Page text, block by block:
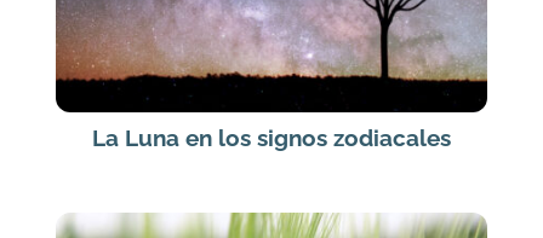
La Luna en los signos zodiacales